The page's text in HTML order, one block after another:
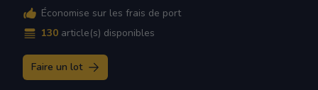
Économise sur les frais de port
130 article(s) disponibles
Faire un lot